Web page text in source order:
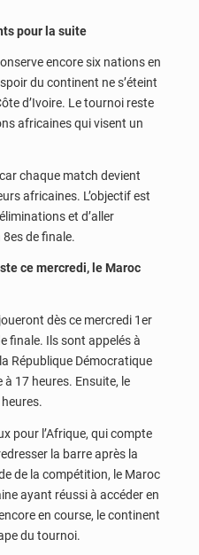
pour la suite
encore six nations en
du continent ne s’éteint
d’Ivoire. Le tournoi reste
africaines qui visent un
chaque match devient
africaines. L’objectif est
et d’aller
de finale.
ce mercredi, le Maroc
dès ce mercredi 1er
finale. Ils sont appelés à
République Démocratique
17 heures. Ensuite, le
pour l’Afrique, qui compte
la barre après la
de la compétition, le Maroc
ayant réussi à accéder en
en course, le continent
du tournoi.